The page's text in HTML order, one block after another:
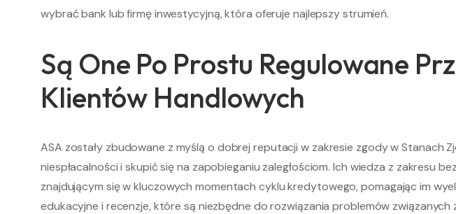
wybrać bank lub firmę inwestycyjną, która oferuje najlepszy strumień.
Są One Po Prostu Regulowane
Klientów Handlowych
ASA zostały zbudowane z myślą o dobrej reputacji w zakresie zgody w
niespłacalności i skupić się na zapobieganiu zaległościom. Ich wiedza z
znajdującym się w kluczowych momentach cyklu kredytowego, pomagając im
edukacyjne i recenzje, które są niezbędne do rozwiązania problemów